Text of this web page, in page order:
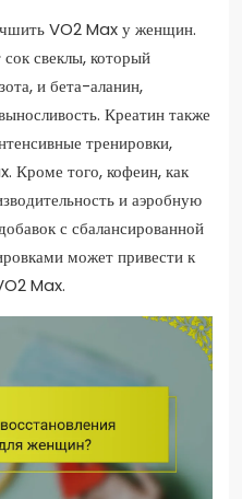
VO2 Max у женщин.
свеклы, который
и бета-аланин,
Креатин также
тренировки,
того, кофеин, как
и аэробную
с сбалансированной
может привести к
Max.